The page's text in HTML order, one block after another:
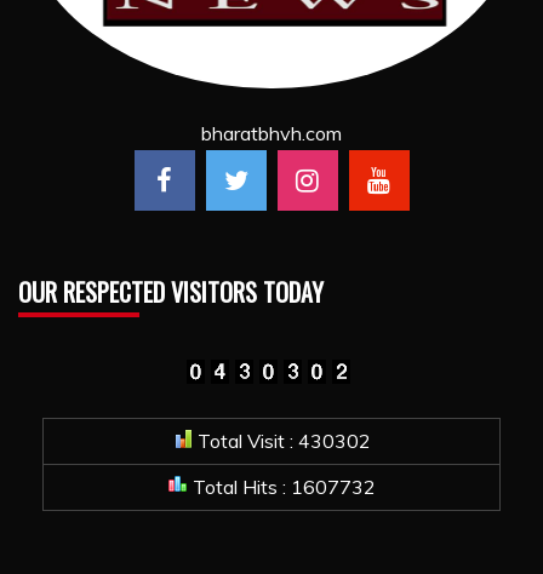
bharatbhvh.com
OUR RESPECTED VISITORS TODAY
Total Visit : 430302
Total Hits : 1607732